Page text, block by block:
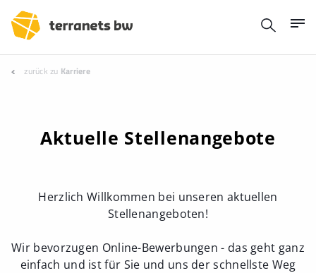
zurück zu Karriere
Aktuelle Stellenangebote
Herzlich Willkommen bei unseren aktuellen
Stellenangeboten!
Wir bevorzugen Online-Bewerbungen - das geht ganz
einfach und ist für Sie und uns der schnellste Weg